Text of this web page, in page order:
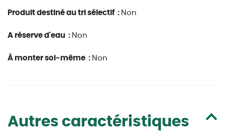
Produit destiné au tri sélectif : Non
A réserve d'eau : Non
À monter soi-même : Non
Autres caractéristiques